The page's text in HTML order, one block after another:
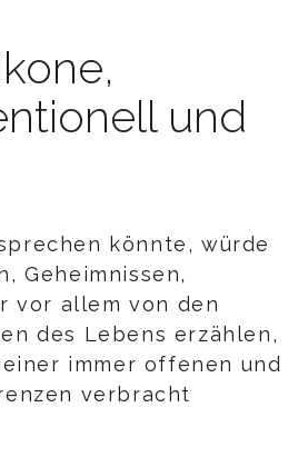
und
könnte, würde
Geheimnissen,
vor allem von den
des Lebens erzählen,
immer offenen und
verbracht